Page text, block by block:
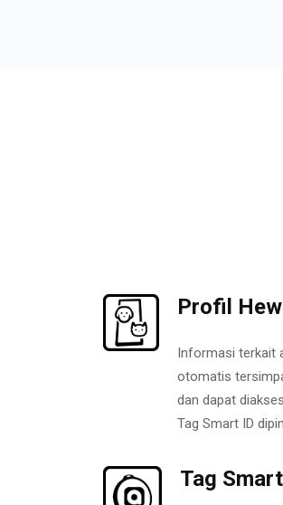
Profil
Informasi terkait
otomatis
dan dapat
Tag Smart ID
Tag